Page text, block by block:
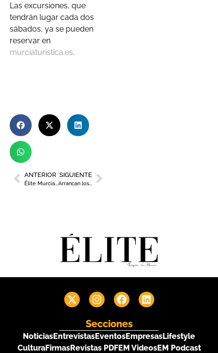
Las excursiones, que
tendrán lugar cada dos
sábados, ya se pueden
reservar en
murciaturistica.es.
ANTERIOR
Élite Murcia Mujer 2022: un evento de impacto para la mujer de la Región
SIGUIENTE
Arrancan los Aperitivos Deportivos SBW con Estrella Levante
Secciones
NoticiasEntrevistasEventosEmpresasLifestyle
CulturaFirmasRevistas PDFEM VideosEM Podcast